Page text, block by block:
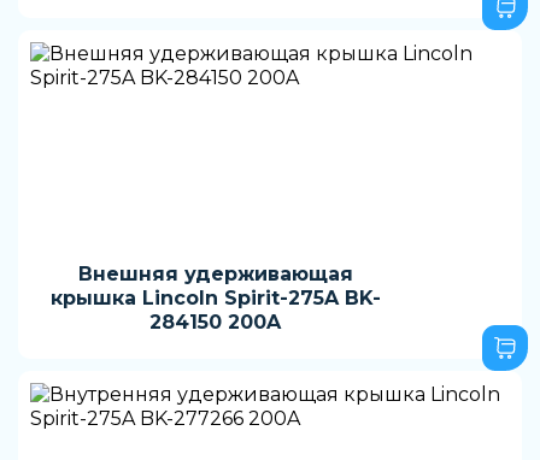
Внешняя удерживающая
крышка Lincoln Spirit-275A BK-
284150 200A